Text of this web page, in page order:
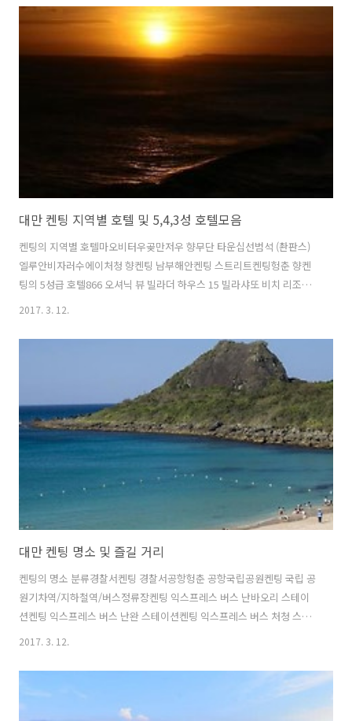
트 사이트 오브 치아이 선로 창고펀치우 고대 마을박물관/미술관
Southern Branch of the National Palace MuseumYujheng
Museum동신 피셔맨스 와프 오이스터 셀 하우스치아이 시티 코지 도자
기 박물관치아이 역사 박물관치아이 주 박물관병원/의료시설타이중 베
대만 켄팅 지역별 호텔 및 5,4,3성 호텔모음
켄팅의 지역별 호텔마오비터우곶만저우 향무단 타운십선범석 (촨판스)
엘루안비자러수에이처청 향켄팅 남부해안켄팅 스트리트켄팅헝춘 향켄
팅의 5성급 호텔866 오셔닉 뷰 빌라더 하우스 15 빌라샤또 비치 리조트
시저 파크 호텔 켄팅아만다 호텔요호 비치 리조트하워드 리조트호와드
루루 빌라무단완 빌라문 샤이 켄팅 부티크 호텔밀크 앤 허니 리조트베이
포레스트 부티크 게스트하우스부티스 호텔 켄팅샤키라 리조트솅투 빌라
스모키 조스 호텔스완 레이크 빌라 리조트유니 리조트-켄팅징 콴 호텔카
폭 베케이션 비앤비 - 켄팅코스탈 라이팅 빌라 켄팅포 시스터즈 빌라플론
리조트 켄딩켄팅의 3성급 호텔A 앤 L 인A.마즈 인 켄딩DUFA 럭셔리 매
너 호텔HYFF 호스..
2017. 3. 12.
대만 켄팅 명소 및 즐길 거리
켄팅의 명소 분류경찰서켄팅 경찰서공항헝춘 공항국립공원켄팅 국립 공
원기차역/지하철역/버스정류장켄팅 익스프레스 버스 난바오리 스테이
션켄팅 익스프레스 버스 난완 스테이션켄팅 익스프레스 버스 처청 스테
이션켄팅 익스프레스 버스 켄팅 스테이션헝춘 버스 스테이션명소/관광
베이사다오 샬 샌드 익지비션 홀사다오서딩 파크엘루안비 등대엘루안비
파크추안판 락추후오 내추럴 파이어치콩 폭포켄팅 랜치퐁추에이사헝춘
올드타운 노스 게이트헝춘 올드타운 사우스 게이트헝춘 올드타운 웨스
2017. 3. 12.